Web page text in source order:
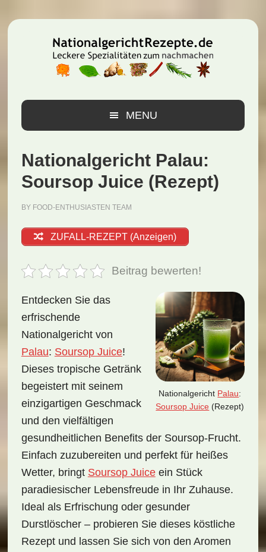
Hauptnavigation
Inhalt
Seitenspalte
MENU
Nationalgericht Palau:
Soursop Juice (Rezept)
BY FOOD-ENTHUSIASTEN TEAM
ZUFALL-REZEPT (Anzeigen)
Beitrag bewerten!
Nationalgericht Palau:
Soursop Juice (Rezept)
Entdecken Sie das
erfrischende
Nationalgericht von
Palau: Soursop Juice!
Dieses tropische Getränk
begeistert mit seinem
einzigartigen Geschmack
und den vielfältigen
gesundheitlichen Benefits der Soursop-Frucht.
Einfach zuzubereiten und perfekt für heißes
Wetter, bringt Soursop Juiceein Stück
paradiesischer Lebensfreude in Ihr Zuhause.
Ideal als Erfrischung oder gesunder
Durstlöscher – probieren Sie dieses köstliche
Rezept und lassen Sie sich von den Aromen